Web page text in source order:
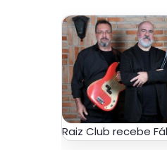
Raiz Club recebe